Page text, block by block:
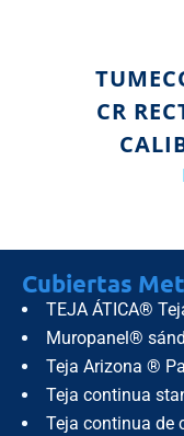
CR
Cubiertas
TEJA ÁTICA®
Muropanel®
Teja Arizona ®
Teja continua
Teja continua de